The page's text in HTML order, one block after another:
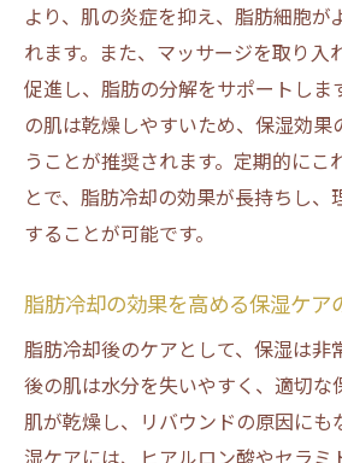
脂肪冷却後におすすめの
ム
脂肪冷却施術後の水分補給が
は
脂肪冷却後に必要な水分
脂肪冷却の効果を高めるた
脂肪冷却後に避けるべき飲
脂肪冷却の効果を持続さ
理術
脂肪冷却後におすすめの
リンク
より、肌の炎症を抑え、脂肪細胞が
れます。また、マッサージを取り入
促進し、脂肪の分解をサポートしま
の肌は乾燥しやすいため、保湿効
うことが推奨されます。定期的にこ
とで、脂肪冷却の効果が長持ちし、
することが可能です。
脂肪冷却の効果を高める保湿ケア
脂肪冷却後のケアとして、保湿は非
後の肌は水分を失いやすく、適切な
肌が乾燥し、リバウンドの原因にも
湿ケアには、ヒアルロン酸やセラミ